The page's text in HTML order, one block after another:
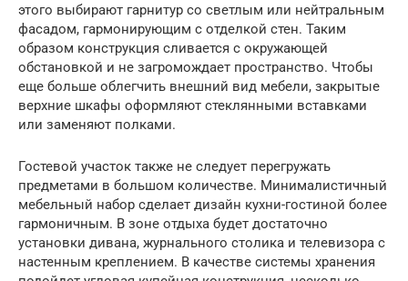
этого выбирают гарнитур со светлым или нейтральным
фасадом, гармонирующим с отделкой стен. Таким
образом конструкция сливается с окружающей
обстановкой и не загромождает пространство. Чтобы
еще больше облегчить внешний вид мебели, закрытые
верхние шкафы оформляют стеклянными вставками
или заменяют полками.
Гостевой участок также не следует перегружать
предметами в большом количестве. Минималистичный
мебельный набор сделает дизайн кухни-гостиной более
гармоничным. В зоне отдыха будет достаточно
установки дивана, журнального столика и телевизора с
настенным креплением. В качестве системы хранения